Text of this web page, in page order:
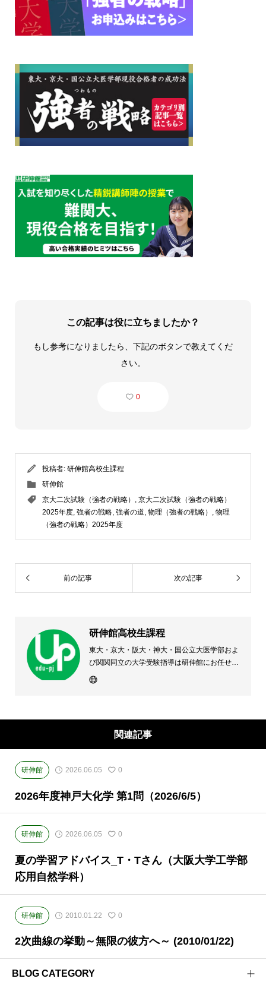
この記事は役に立ちましたか？
もし参考になりましたら、下記のボタンで教えてくだ
さい。
0
投稿者: 研伸館高校生課程
研伸館
京大二次試験（強者の戦略）
京大二次試験（強者の戦略）
2025年度 強者の戦略 強者の道 物理（強者の戦略）
物理
（強者の戦略）2025年度
前の記事 次の記事
研伸館高校生課程
東大・京大・阪大・神大・国公立大医学部およ
び関関同立の大学受験指導は研伸館にお任せく
ださい。 大阪(上本町・天王寺・豊中)・兵庫
関連記事
研伸館 2026.06.05 0
2026年度神戸大化学 第1問（2026/6/5）
研伸館 2026.06.05 0
夏の学習アドバイス_T・Tさん（大阪大学工学部
応用自然学科）
研伸館 2010.01.22 0
2次曲線の挙動～無限の彼方へ～ (2010/01/22)
BLOG CATEGORY